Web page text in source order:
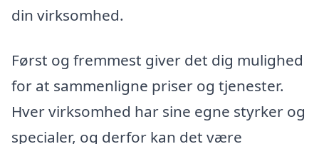
din virksomhed.
Først og fremmest giver det dig mulighed
for at sammenligne priser og tjenester.
Hver virksomhed har sine egne styrker og
specialer, og derfor kan det være